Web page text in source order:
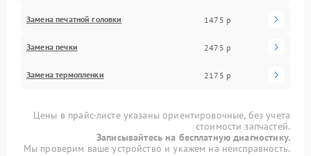
Замена печатной головки 1475 р
Замена печки 2475 р
Замена термопленки 2175 р
Цены в прайс-листе указаны ориентировочные, без учета
стоимости запчастей.
Записывайтесь на бесплатную диагностику.
Мы проверим ваше устройство и укажем на неисправность.